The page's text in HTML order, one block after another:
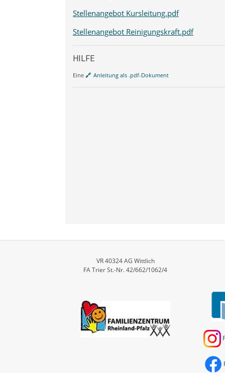
Stellenangebot Kursleitung.pdf
Stellenangebot Reinigungskraft.pdf
HILFE
Eine Anleitung als .pdf-Dokument
VR 40324 AG Wittlich
FA Trier St.-Nr. 42/662/1062/4